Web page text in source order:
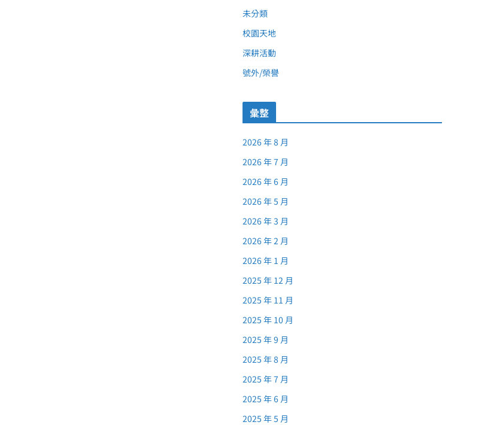
未分類
校園天地
深耕活動
號外/榮譽
彙整
2026 年 8 月
2026 年 7 月
2026 年 6 月
2026 年 5 月
2026 年 3 月
2026 年 2 月
2026 年 1 月
2025 年 12 月
2025 年 11 月
2025 年 10 月
2025 年 9 月
2025 年 8 月
2025 年 7 月
2025 年 6 月
2025 年 5 月